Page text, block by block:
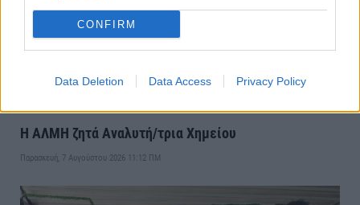
CONFIRM
Data Deletion Data Access Privacy Policy
Η ΑΛΜΗ ζητά Αναλυτή/τρια Χημείου
Παρασκευή, 7 Αυγούστου 2026 11:12 ΠΜ